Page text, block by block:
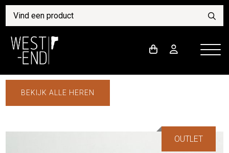
BEKIJK ALLE HEREN
OUTLET